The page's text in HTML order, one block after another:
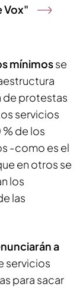
Vox"
mínimosse
de protestas
servicios
de los
-como es el
en otros se
los
las
a
servicios
para sacar